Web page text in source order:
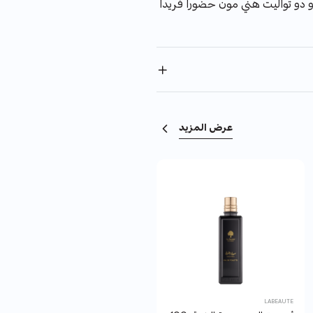
دو تواليت هني مون حضوراً فريداً
عرض المزيد
LABEAUTE